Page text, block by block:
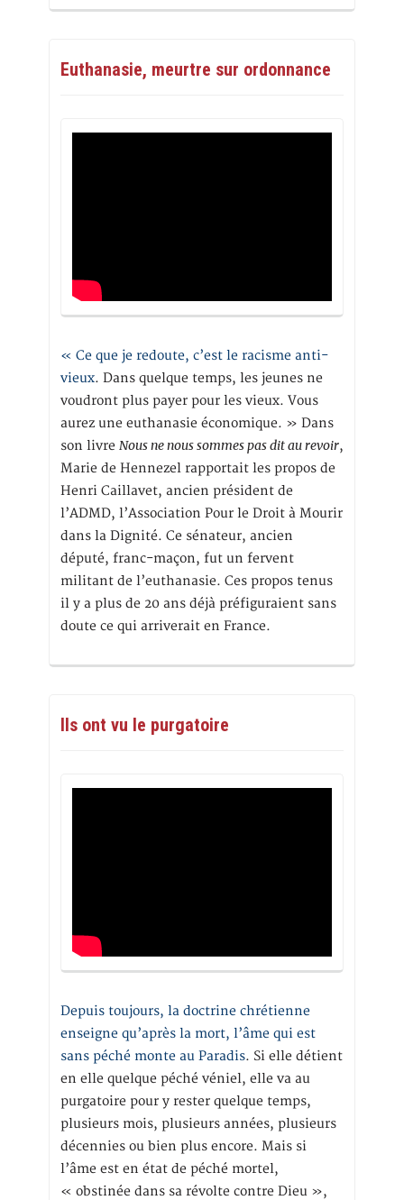
Euthanasie, meurtre sur ordonnance
« Ce que je redoute, c’est le racisme anti-
vieux. Dans quelque temps, les jeunes ne
voudront plus payer pour les vieux. Vous
aurez une euthanasie économique. » Dans
son livre Nous ne nous sommes pas dit au revoir,
Marie de Hennezel rapportait les propos de
Henri Caillavet, ancien président de
l’ADMD, l’Association Pour le Droit à Mourir
dans la Dignité. Ce sénateur, ancien
député, franc-maçon, fut un fervent
militant de l’euthanasie. Ces propos tenus
il y a plus de 20 ans déjà préfiguraient sans
doute ce qui arriverait en France.
Ils ont vu le purgatoire
Depuis toujours, la doctrine chrétienne
enseigne qu’après la mort, l’âme qui est
sans péché monte au Paradis. Si elle détient
en elle quelque péché véniel, elle va au
purgatoire pour y rester quelque temps,
plusieurs mois, plusieurs années, plusieurs
décennies ou bien plus encore. Mais si
l’âme est en état de péché mortel,
« obstinée dans sa révolte contre Dieu »,